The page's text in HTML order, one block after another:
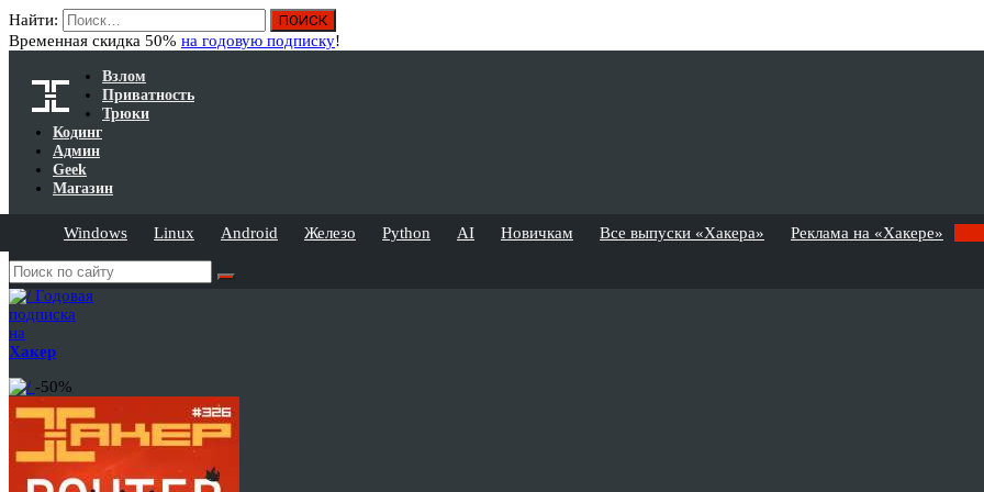
Найти:
Временная скидка 50% на годовую подписку!
Взлом
Приватность
Трюки
Кодинг
Админ
Geek
Магазин
Windows Linux Android Железо Python AI Новичкам Все выпуски «Хакера» Реклама на «Хакере»
Годовая
подписка
на
Хакер
-50%